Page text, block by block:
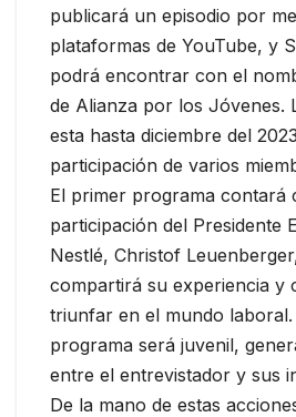
publicará un episodio por
plataformas de YouTube, y
podrá encontrar con el
de Alianza por los Jóvenes.
esta hasta diciembre del
participación de varios
El primer programa contará
participación del Presidente
Nestlé, Christof
compartirá su experiencia y
triunfar en el mundo
programa será juvenil,
entre el entrevistador y sus
De la mano de estas